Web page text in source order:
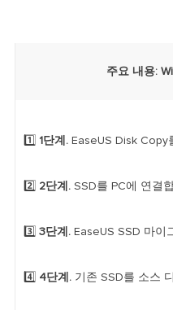
주요 내용:
1️⃣ 1단계.EaseUS Disk Copy
2️⃣ 2단계.SSD를 PC에 연결
3️⃣ 3단계.EaseUS SSD 마이
4️⃣ 4단계.기존 SSD를 소스